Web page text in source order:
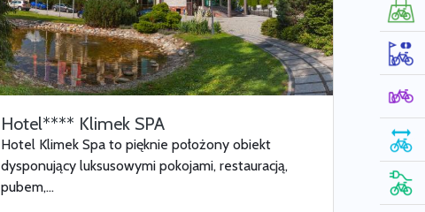
Hotel**** Klimek SPA
Hotel Klimek Spa to pięknie położony obiekt
dysponujący luksusowymi pokojami, restauracją,
pubem,...